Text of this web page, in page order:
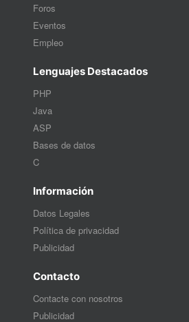
Foros
Eventos
Empleo
Lenguajes Destacados
PHP
Java
ASP
Bases de datos
C
Información
Datos Legales
Política de privacidad
Publicidad
Contacto
Contacte con nosotros
Publicidad